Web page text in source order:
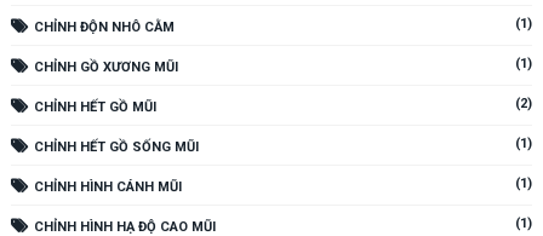
CHỈNH ĐỘN NHÔ CẰM (1)
CHỈNH GỒ XƯƠNG MŨI (1)
CHỈNH HẾT GỒ MŨI (2)
CHỈNH HẾT GỒ SỐNG MŨI (1)
CHỈNH HÌNH CÁNH MŨI (1)
CHỈNH HÌNH HẠ ĐỘ CAO MŨI (1)